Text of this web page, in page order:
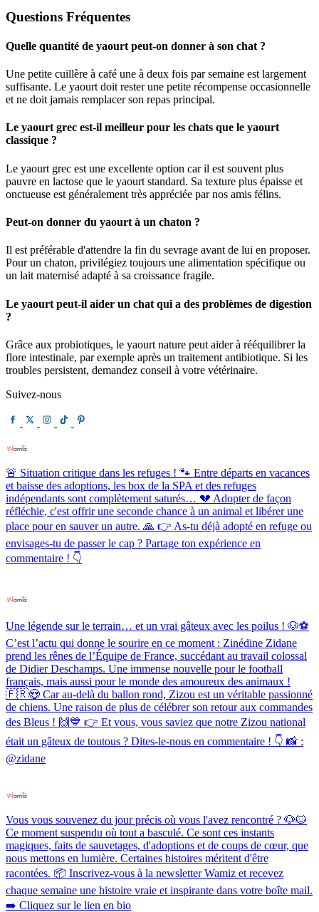
Questions Fréquentes
Quelle quantité de yaourt peut-on donner à son chat ?
Une petite cuillère à café une à deux fois par semaine est largement
suffisante. Le yaourt doit rester une petite récompense occasionnelle
et ne doit jamais remplacer son repas principal.
Le yaourt grec est-il meilleur pour les chats que le yaourt
classique ?
Le yaourt grec est une excellente option car il est souvent plus
pauvre en lactose que le yaourt standard. Sa texture plus épaisse et
onctueuse est généralement très appréciée par nos amis félins.
Peut-on donner du yaourt à un chaton ?
Il est préférable d'attendre la fin du sevrage avant de lui en proposer.
Pour un chaton, privilégiez toujours une alimentation spécifique ou
un lait maternisé adapté à sa croissance fragile.
Le yaourt peut-il aider un chat qui a des problèmes de digestion
?
Grâce aux probiotiques, le yaourt nature peut aider à rééquilibrer la
flore intestinale, par exemple après un traitement antibiotique. Si les
troubles persistent, demandez conseil à votre vétérinaire.
Suivez-nous
🚨 Situation critique dans les refuges ! 🐾 Entre départs en vacances
et baisse des adoptions, les box de la SPA et des refuges
indépendants sont complètement saturés… 💔 Adopter de façon
réfléchie, c'est offrir une seconde chance à un animal et libérer une
place pour en sauver un autre. 🙏 👉 As-tu déjà adopté en refuge ou
envisages-tu de passer le cap ? Partage ton expérience en
commentaire ! 👇
Une légende sur le terrain… et un vrai gâteux avec les poilus ! 🐶⚽️
C’est l’actu qui donne le sourire en ce moment : Zinédine Zidane
prend les rênes de l’Équipe de France, succédant au travail colossal
de Didier Deschamps. Une immense nouvelle pour le football
français, mais aussi pour le monde des amoureux des animaux !
🇫🇷😍 Car au-delà du ballon rond, Zizou est un véritable passionné
de chiens. Une raison de plus de célébrer son retour aux commandes
des Bleus ! 🙌💙 👉 Et vous, vous saviez que notre Zizou national
était un gâteux de toutous ? Dites-le-nous en commentaire ! 👇 📸 :
@zidane
Vous vous souvenez du jour précis où vous l'avez rencontré ? 🐶🐱
Ce moment suspendu où tout a basculé. Ce sont ces instants
magiques, faits de sauvetages, d'adoptions et de coups de cœur, que
nous mettons en lumière. Certaines histoires méritent d'être
racontées. 📦 Inscrivez-vous à la newsletter Wamiz et recevez
chaque semaine une histoire vraie et inspirante dans votre boîte mail.
➡️ Cliquez sur le lien en bio